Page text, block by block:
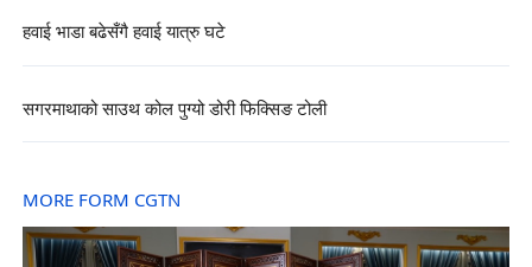
हवाई भाडा बढेसँगै हवाई यात्रु घटे
सगरमाथाको साउथ कोल पुग्यो डोरी फिक्सिङ टोली
MORE FORM CGTN